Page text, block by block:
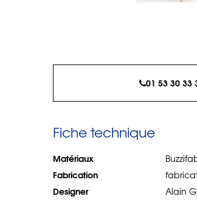
01 53 30 33
Fiche technique
Matériaux
Fabrication
Designer Alain